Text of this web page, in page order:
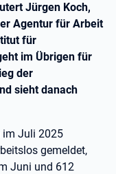
Jürgen Koch,
Agentur für Arbeit
für
im Übrigen für
der
sieht danach
im Juli 2025
gemeldet,
Juni und 612